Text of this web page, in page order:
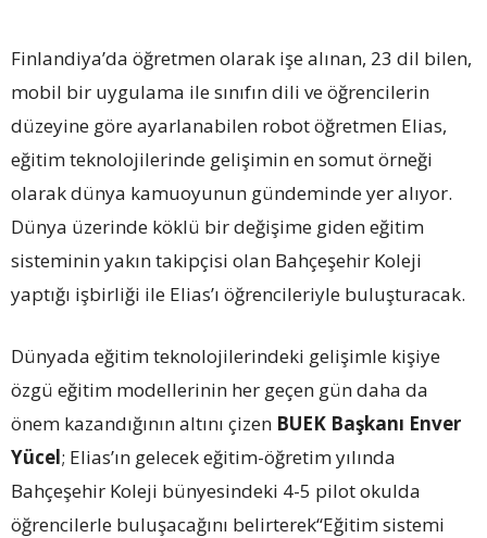
Finlandiya’da öğretmen olarak işe alınan, 23 dil bilen,
mobil bir uygulama ile sınıfın dili ve öğrencilerin
düzeyine göre ayarlanabilen robot öğretmen Elias,
eğitim teknolojilerinde gelişimin en somut örneği
olarak dünya kamuoyunun gündeminde yer alıyor.
Dünya üzerinde köklü bir değişime giden eğitim
sisteminin yakın takipçisi olan Bahçeşehir Koleji
yaptığı işbirliği ile Elias’ı öğrencileriyle buluşturacak.
Dünyada eğitim teknolojilerindeki gelişimle kişiye
özgü eğitim modellerinin her geçen gün daha da
önem kazandığının altını çizen BUEK Başkanı Enver
Yücel; Elias’ın gelecek eğitim-öğretim yılında
Bahçeşehir Koleji bünyesindeki 4-5 pilot okulda
öğrencilerle buluşacağını belirterek“Eğitim sistemi